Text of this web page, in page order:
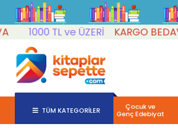
1000 TL ve ÜZERİ
KARGO BEDAVA
TÜM KATEGORİLER Çocuk ve
Genç Edebiyat